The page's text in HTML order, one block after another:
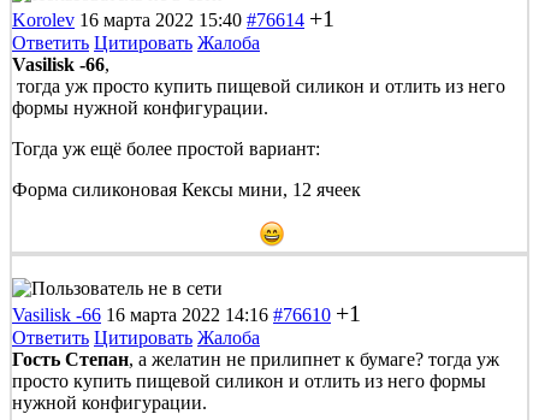
Korolev 16 марта 2022 15:40 #76614 +1
Ответить Цитировать Жалоба
Vasilisk -66,
тогда уж просто купить пищевой силикон и отлить из него
формы нужной конфигурации.
Тогда уж ещё более простой вариант:
Форма силиконовая Кексы мини, 12 ячеек
Vasilisk -66 16 марта 2022 14:16 #76610 +1
Ответить Цитировать Жалоба
Гость Степан, а желатин не прилипнет к бумаге? тогда уж
просто купить пищевой силикон и отлить из него формы
нужной конфигурации.